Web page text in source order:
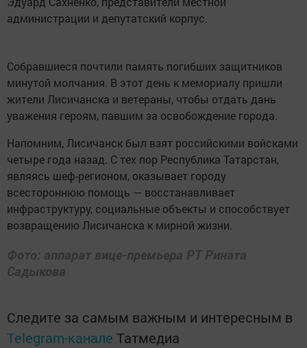
администрации и депутатский корпус.
Собравшиеся почтили память погибших защитников
минутой молчания. В этот день к мемориалу пришли
жители Лисичанска и ветераны, чтобы отдать дань
уважения героям, павшим за освобождение города.
Напомним, Лисичанск был взят российскими войсками
четыре года назад. С тех пор Республика Татарстан,
являясь шеф-регионом, оказывает городу
всестороннюю помощь — восстанавливает
инфраструктуру, социальные объекты и способствует
возвращению Лисичанска к мирной жизни.
Фото: аппарат вице-премьера РТ Рината
Садыкова
Следите за самым важным и интересным в
Telegram-канале Татмедиа